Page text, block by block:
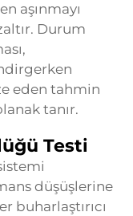
aşınmayı
Durum
eden tahmin
tanır.
Testi
düşüşlerine
buharlaştırıcı